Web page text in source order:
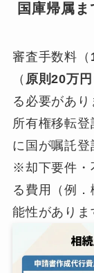
国庫帰属
審査手数料（
（ 原則20万円
る必要があり
所有権移転登
に国が嘱託登
※却下要件・
る費用（例
能性がありま